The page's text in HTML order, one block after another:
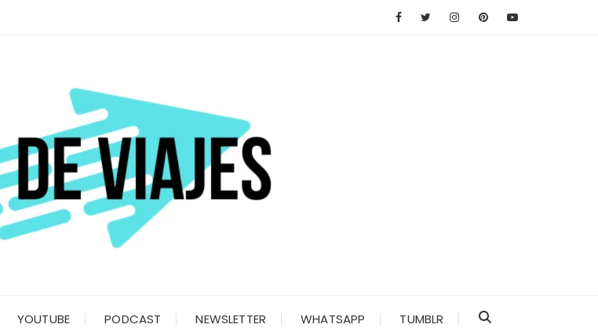
YOUTUBE PODCAST NEWSLETTER WHATSAPP TUMBLR